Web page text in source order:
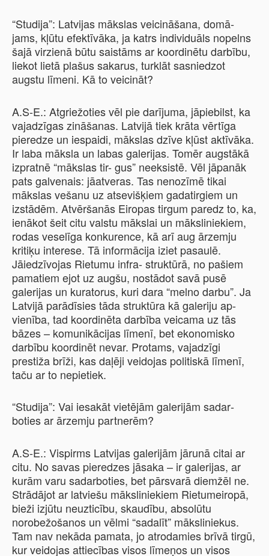
“Studija”: Latvijas mākslas veicināšana, domā­
jams, kļūtu efektīvāka, ja katrs individuāls nopelns
šajā virzienā būtu saistāms ar koordinētu darbību,
liekot lietā plašus sakarus, turklāt sasniedzot
augstu līmeni. Kā to veicināt?
A.S-E.: Atgriežoties vēl pie darījuma, jāpiebilst, ka
vajadzīgas zināšanas. Latvijā tiek krāta vērtīga
pieredze un iespaidi, mākslas dzīve kļūst aktīvāka.
Ir laba māksla un labas galerijas. Tomēr augstākā
izpratnē “mākslas tir- gus” neeksistē. Vēl jāpanāk
pats galvenais: jāatveras. Tas nenozīmē tikai
mākslas vešanu uz atsevišķiem gadatirgiem un
izstādēm. Atvēršanās Eiropas tirgum paredz to, ka,
ienākot šeit citu valstu mākslai un māksliniekiem,
rodas veselīga konkurence, kā arī aug ārzemju
kritiķu interese. Tā informācija iziet pasaulē.
Jāiedzīvojas Rietumu infra- struktūrā, no pašiem
pamatiem ejot uz augšu, nostādot savā pusē
galerijas un kuratorus, kuri dara “melno darbu”. Ja
Latvijā parādīsies tāda struktūra kā galeriju ap-
vienība, tad koordinēta darbība veicama uz tās
bāzes – komunikācijas līmenī, bet ekonomisko
darbību koordinēt nevar. Protams, vajadzīgi
prestiža brīži, kas daļēji veidojas politiskā līmenī,
taču ar to nepietiek.
“Studija”: Vai iesakāt vietējām galerijām sadar­
boties ar ārzemju partnerēm?
A.S-E.: Vispirms Latvijas galerijām jārunā citai ar
citu. No savas pieredzes jāsaka – ir galerijas, ar
kurām varu sadarboties, bet pārsvarā diemžēl ne.
Strādājot ar latviešu māksliniekiem Rietumeiropā,
bieži izjūtu neuzticību, skaudību, absolūtu
norobežošanos un vēlmi “sadalīt” māksliniekus.
Tam nav nekāda pamata, jo atrodamies brīvā tirgū,
kur veidojas attiecības visos līmeņos un visos